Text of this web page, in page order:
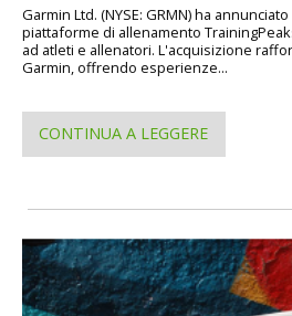
Garmin Ltd. (NYSE: GRMN) ha
piattaforme di allenamento
ad atleti e allenatori. L'acquisizione
Garmin, offrendo esperienze...
CONTINUA A LEGGERE